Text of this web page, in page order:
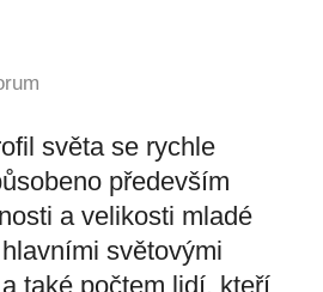
světa se rychle
především
a velikosti mladé
světovými
také počtem lidí, kteří